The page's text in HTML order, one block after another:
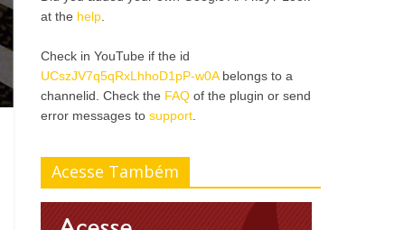
at the help
Check in YouTube if the id
UCszJV7q5qRxLhhoD1pP-w0Abelongs to a
channelid. Check the FAQ of the plugin or send
error messages to support
Acesse Também